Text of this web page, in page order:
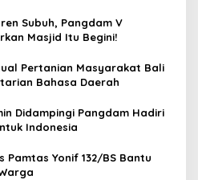
Subuh, Pangdam V
Masjid Itu Begini!
Pertanian Masyarakat Bali
Bahasa Daerah
Didampingi Pangdam Hadiri
Indonesia
Pamtas Yonif 132/BS Bantu